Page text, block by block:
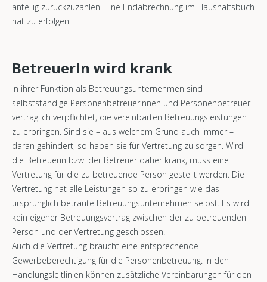
anteilig zurückzuzahlen. Eine Endabrechnung im Haushaltsbuch
hat zu erfolgen.
BetreuerIn wird krank
In ihrer Funktion als Betreuungsunternehmen sind
selbstständige Personenbetreuerinnen und Personenbetreuer
vertraglich verpflichtet, die vereinbarten Betreuungsleistungen
zu erbringen. Sind sie – aus welchem Grund auch immer –
daran gehindert, so haben sie für Vertretung zu sorgen. Wird
die Betreuerin bzw. der Betreuer daher krank, muss eine
Vertretung für die zu betreuende Person gestellt werden. Die
Vertretung hat alle Leistungen so zu erbringen wie das
ursprünglich betraute Betreuungsunternehmen selbst. Es wird
kein eigener Betreuungsvertrag zwischen der zu betreuenden
Person und der Vertretung geschlossen.
Auch die Vertretung braucht eine entsprechende
Gewerbeberechtigung für die Personenbetreuung. In den
Handlungsleitlinien können zusätzliche Vereinbarungen für den